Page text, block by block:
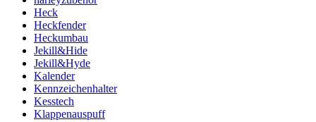
Heck
Heckfender
Heckumbau
Jekill&Hide
Jekill&Hyde
Kalender
Kennzeichenhalter
Kesstech
Klappenauspuff